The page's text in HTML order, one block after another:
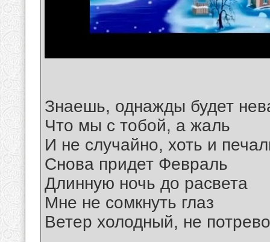
Знаешь, однажды будет
Что мы с тобой, а жаль
И не случайно, хоть и
Снова придет Февраль
Длинную ночь до расвета
Мне не сомкнуть глаз
Ветер холодный, не